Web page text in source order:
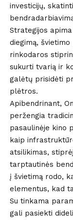
investicijų,
Strategijos
diegimą,
rinkodaros
sukurti tvarią ir
galėtų prisidėti
plėtros.
Apibendrinant,
peržengia
pasaulinėje kino
kaip
atsilikimas,
tarptautinės
į švietimą rodo,
elementus, kad
Su tinkama
gali pasiekti